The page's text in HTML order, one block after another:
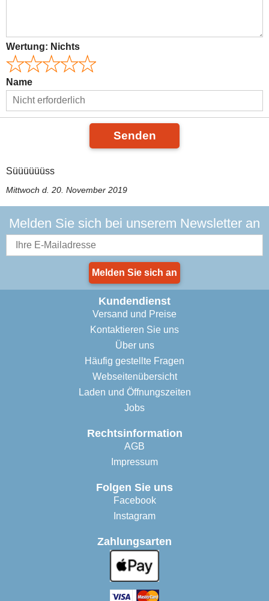
Wertung: Nichts
Name
Senden
Süüüüüüss
Mittwoch d. 20. November 2019
Melden Sie sich bei unserem Newsletter an
Melden Sie sich an
Kundendienst
Versand und Preise
Kontaktieren Sie uns
Über uns
Häufig gestellte Fragen
Webseitenübersicht
Laden und Öffnungszeiten
Jobs
Rechtsinformation
AGB
Impressum
Folgen Sie uns
Facebook
Instagram
Zahlungsarten